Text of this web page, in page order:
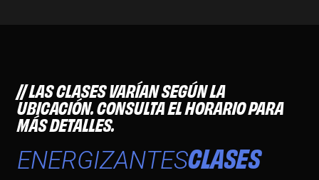
LAS CLASES VARÍAN SEGÚN LA
UBICACIÓN. CONSULTA EL HORARIO PARA
MÁS DETALLES.
ENERGIZANTESCLASES